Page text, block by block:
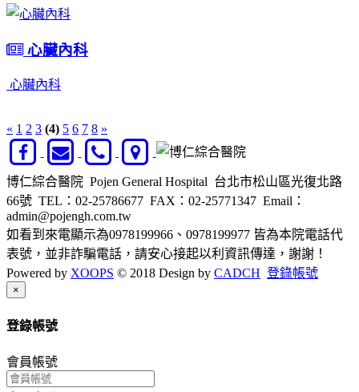
心臟內科
心臟內科
« 1 2 3 (4) 5 6 7 8 »
博仁綜合醫院 Pojen General Hospital 台北市松山區光復北路
66號 TEL：02-25786677 FAX：02-25771347 Email：
admin@pojengh.com.tw
如看到來電顯示為0978199966、0978199977 皆為本院電話代
表號，並非詐騙電話，請安心接起以利資訊傳達，謝謝！
Powered by XOOPS © 2018 Design by CADCH 登錄帳號
×
登錄帳號
會員帳號